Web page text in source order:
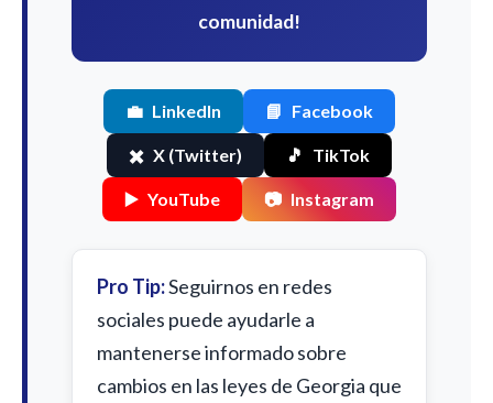
comunidad!
💼 LinkedIn 📘 Facebook
✖️ X (Twitter) 🎵 TikTok
▶️ YouTube 📷 Instagram
Pro Tip:Seguirnos en redes
sociales puede ayudarle a
mantenerse informado sobre
cambios en las leyes de Georgia que